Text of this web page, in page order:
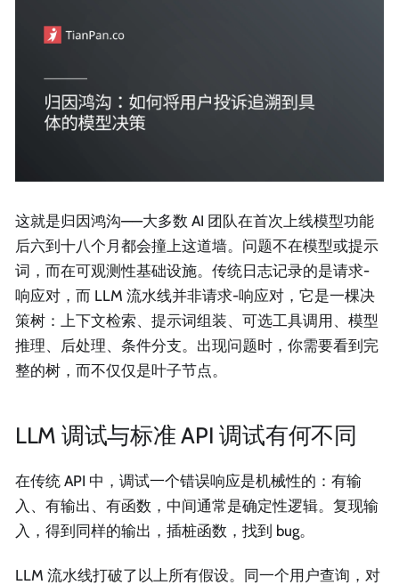
这就是归因鸿沟——大多数 AI 团队在首次上线模型功能
后六到十八个月都会撞上这道墙。问题不在模型或提示
词，而在可观测性基础设施。传统日志记录的是请求-
响应对，而 LLM 流水线并非请求-响应对，它是一棵决
策树：上下文检索、提示词组装、可选工具调用、模型
推理、后处理、条件分支。出现问题时，你需要看到完
整的树，而不仅仅是叶子节点。
LLM 调试与标准 API 调试有何不同
在传统 API 中，调试一个错误响应是机械性的：有输
入、有输出、有函数，中间通常是确定性逻辑。复现输
入，得到同样的输出，插桩函数，找到 bug。
LLM 流水线打破了以上所有假设。同一个用户查询，对